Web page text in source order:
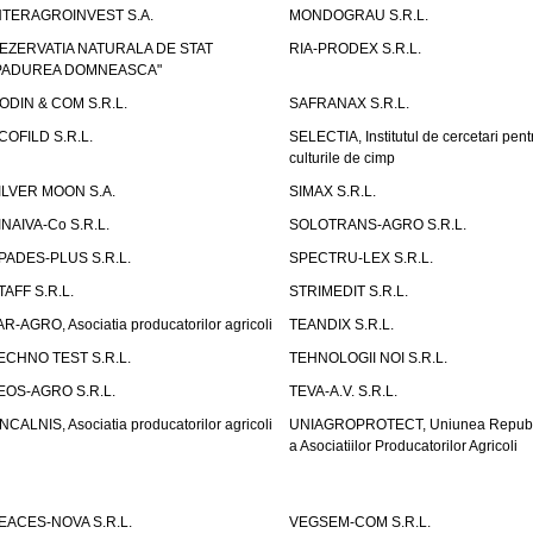
S.A.
MONDOGRAU S.R.L.
NATURALA DE STAT
DOMNEASCA"
RIA-PRODEX S.R.L.
& COM S.R.L.
SAFRANAX S.R.L.
S.R.L.
SELECTIA, Institutul de cercetari
culturile de cimp
MOON S.A.
SIMAX S.R.L.
Co S.R.L.
SOLOTRANS-AGRO S.R.L.
PLUS S.R.L.
SPECTRU-LEX S.R.L.
S.R.L.
STRIMEDIT S.R.L.
AGRO, Asociatia producatorilor agricoli
TEANDIX S.R.L.
TEST S.R.L.
TEHNOLOGII NOI S.R.L.
AGRO S.R.L.
TEVA-A.V. S.R.L.
Asociatia producatorilor agricoli
UNIAGROPROTECT, Uniunea
a Asociatiilor Producatorilor Agricoli
NOVA S.R.L.
VEGSEM-COM S.R.L.